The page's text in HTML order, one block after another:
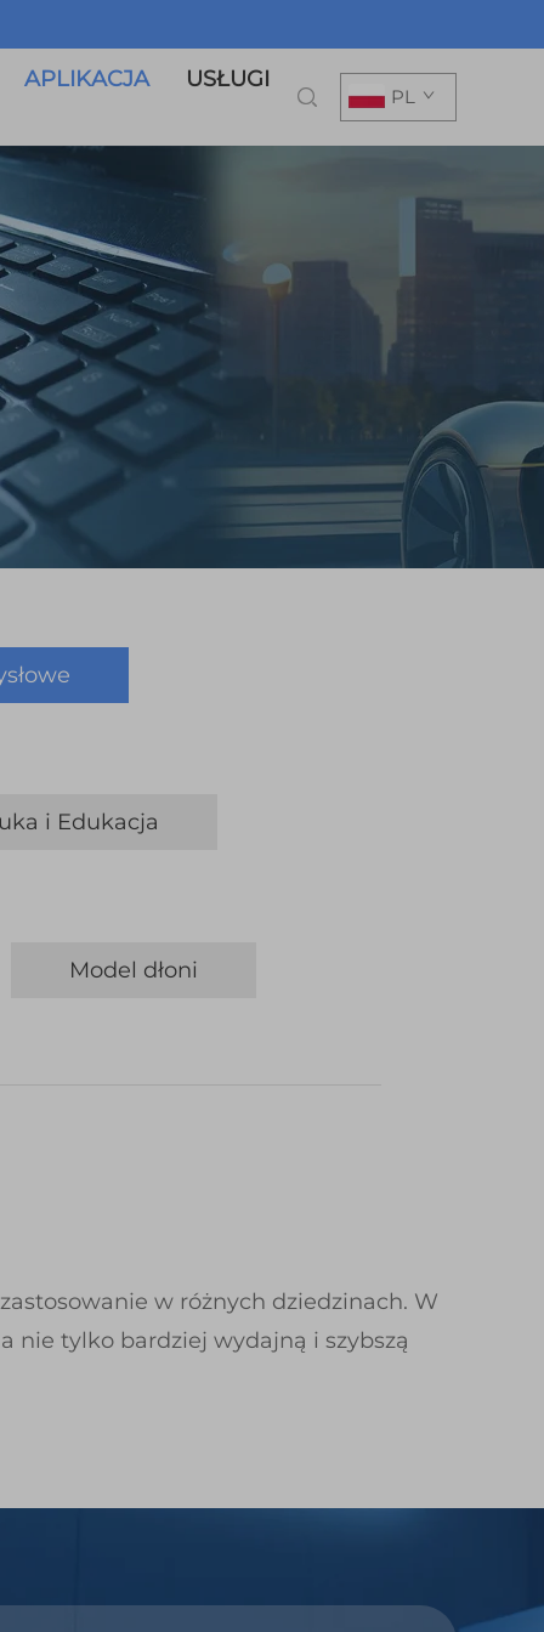
APLIKACJA USŁUGI
PL
i Edukacja
Model dłoni
w różnych dziedzinach. W
nie tylko bardziej wydajną i szybszą